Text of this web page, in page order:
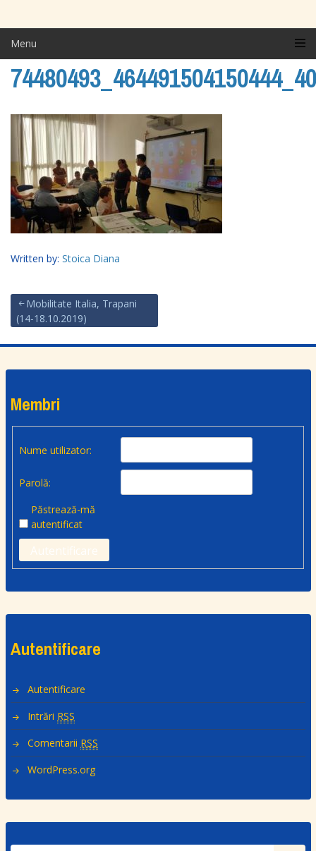
Menu
Written by: Stoica Diana
Mobilitate Italia, Trapani
(14-18.10.2019)
Membri
Nume utilizator:
Parolă:
Păstrează-mă
autentificat
Autentificare
Autentificare
Autentificare
Intrări RSS
Comentarii RSS
WordPress.org